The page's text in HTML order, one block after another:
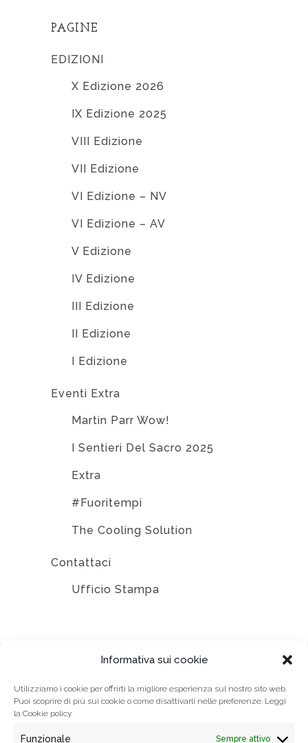
Informativa sui cookie
Utilizziamo i cookie per offrirti la migliore esperienza sul nostro sito web.
Puoi scoprire di più sui cookie o come disattivarli nelle preferenze. Leggi
la Cookie policy.
Funzionale Sempre attivo
PAGINE
EDIZIONI
X Edizione 2026
IX Edizione 2025
VIII Edizione
VII Edizione
VI Edizione – NV
VI Edizione – AV
V Edizione
IV Edizione
III Edizione
II Edizione
I Edizione
Eventi Extra
Martin Parr Wow!
I Sentieri Del Sacro 2025
Extra
#Fuoritempi
The Cooling Solution
Contattaci
Ufficio Stampa